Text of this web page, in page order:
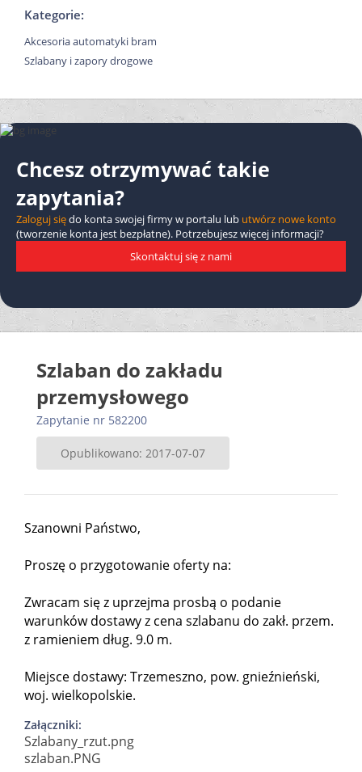
Kategorie:
Akcesoria automatyki bram
Szlabany i zapory drogowe
Chcesz otrzymywać takie
zapytania?
Zaloguj siędo konta swojej firmy w portalu lub utwórz nowe konto
(tworzenie konta jest bezpłatne). Potrzebujesz więcej informacji?
Skontaktuj się z nami
Szlaban do zakładu
przemysłowego
Zapytanie nr 582200
Opublikowano: 2017-07-07
Szanowni Państwo,
Proszę o przygotowanie oferty na:
Zwracam się z uprzejma prosbą o podanie
warunków dostawy z cena szlabanu do zakł. przem.
z ramieniem dług. 9.0 m.
Miejsce dostawy: Trzemeszno, pow. gnieźnieński,
woj. wielkopolskie.
Załączniki:
Szlabany_rzut.png
szlaban.PNG